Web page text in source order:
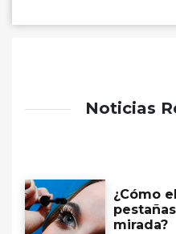
Noticias
¿Cómo
mirada?